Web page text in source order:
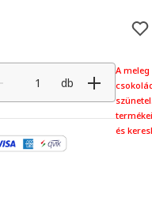
db
A
és